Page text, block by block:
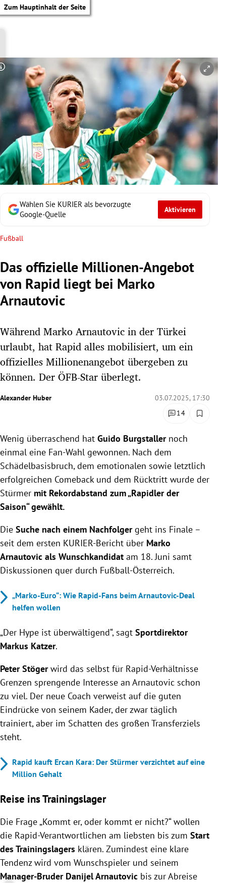
Zum Hauptinhalt der Seite
Untermenü
Untermenü
Untermenü
Untermenü
Untermenü
Untermenü
Untermenü
Wählen Sie KURIER als bevorzugte
Google-Quelle
Aktivieren
Fußball
Das offizielle Millionen-Angebot
von Rapid liegt bei Marko
Arnautovic
Während Marko Arnautovic in der Türkei
urlaubt, hat Rapid alles mobilisiert, um ein
offizielles Millionenangebot übergeben zu
können. Der ÖFB-Star überlegt.
Alexander Huber
03.07.2025, 17:30
14
Copyright-Hinweis öffnen/schließen
Wenig überraschend hat Guido Burgstallernoch
einmal eine Fan-Wahl gewonnen. Nach dem
Schädelbasisbruch, dem emotionalen sowie letztlich
erfolgreichen Comeback und dem Rücktritt wurde der
Stürmer mit Rekordabstand zum „Rapidler der
Saison“ gewählt.
Die Suche nach einem Nachfolgergeht ins Finale –
seit dem ersten KURIER-Bericht über Marko
Arnautovic als Wunschkandidat am 18. Juni samt
Diskussionen quer durch Fußball-Österreich.
„Marko-Euro“: Wie Rapid-Fans beim Arnautovic-Deal
helfen wollen
„Der Hype ist überwältigend“, sagt Sportdirektor
Markus Katzer.
Peter Stögerwird das selbst für Rapid-Verhältnisse
Grenzen sprengende Interesse an Arnautovic schon
zu viel. Der neue Coach verweist auf die guten
Eindrücke von seinem Kader, der zwar täglich
trainiert, aber im Schatten des großen Transferziels
steht.
Rapid kauft Ercan Kara: Der Stürmer verzichtet auf eine
Million Gehalt
Reise ins Trainingslager
Die Frage „Kommt er, oder kommt er nicht?“ wollen
die Rapid-Verantwortlichen am liebsten bis zum Start
des Trainingslagers klären. Zumindest eine klare
Tendenz wird vom Wunschspieler und seinem
Manager-Bruder Danijel Arnautovic bis zur Abreise